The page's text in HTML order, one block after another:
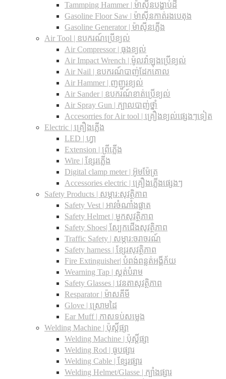
Tammping Hammer | ម៉ាស៊ីនបង្ហាប់ដី
Gasoline Floor Saw | ម៉ាស៊ីនកាត់រងបេតុង
Gasoline Generator | ម៉ាស៊ីនភ្លើង
Air Tool | ឧបករណ៍ប្រើខ្យល់
Air Compressor | ធុងខ្យល់
Air Impact Wrench | ម៉ូលវ៉ាឡុងប្រើខ្យល់
Air Nail | ឧបករណ៍បាញ់ដែកគោល
Air Hammer | ញញួរខ្យល់
Air Sander | ឧបករណ៍ខាត់ប្រើខ្យល់
Air Spray Gun | ក្បាលបាញ់ថ្នាំ
Accesorries for Air tool | គ្រឿងខ្យល់ផ្សេងៗទៀត
Electric | គ្រឿងភ្លើង
LED | ហ្វា
Extension | ព្រីភ្លើង
Wire | ខ្សែរភ្លើង
Digital clamp meter | អ៊ូមម៉ែត្រ
Accessories electric | គ្រឿងភ្លើងផ្សេងៗ
Safety Products | សម្ភារ:សុវត្ថិភាព
Safety Vest | អាវចំណាំងផ្លាត
Safety Helmet | មួកសុវត្ថិភាព
Safety Shoes| ស្បែកជើងសុវត្ថិភាព
Traffic Safety​ | សម្ភារ:ចរាចរណ៍
Safety harness | ខ្សែរសុវត្ថិភាព
Fire Extinguisher| បំពង់ពន្លត់អង្គីភ័យ
Wearning Tap | ស្គត់បំរាម
Safety Glasses | វេនតាសុវត្ថិភាព
Resparator | ម៉ាសគីមី
Glove | ស្រោមដៃ
Ear Muff | កាសទប់សម្លេង
Welding Machine | ប៉ុស្តិ៍ផ្សា
Welding Machine | ប៉ុស្តិ៍ផ្សា
Welding Rod | ធូបផ្សារ
Welding Cable | ខ្សែរផ្សារ
Welding Helmet/Glasse | ក្បាំងផ្សារ